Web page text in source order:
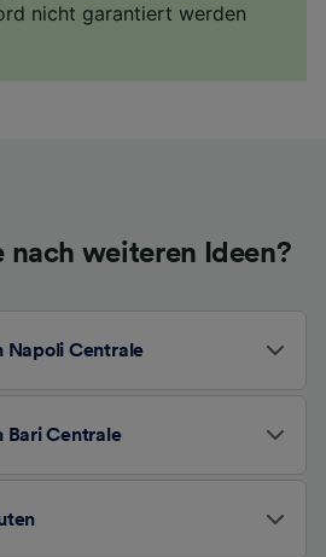
nicht garantiert werden
nach weiteren Ideen?
Napoli Centrale
Bari Centrale